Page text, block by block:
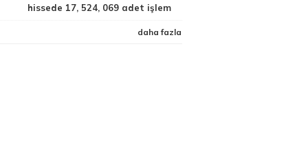
hissede 17, 524, 069 adet işlem
daha fazla